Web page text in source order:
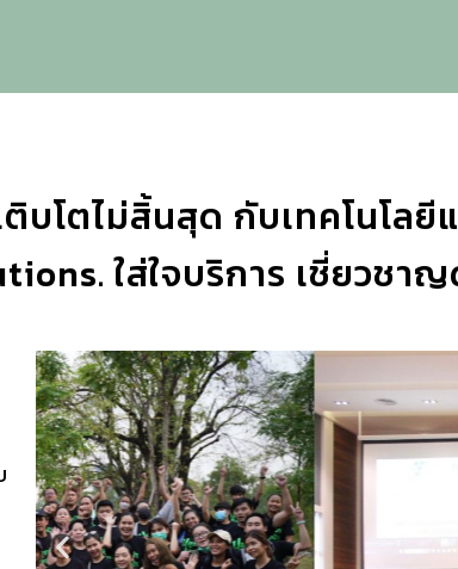
บโตไม่สิ้นสุด กับเทคโนโล
ใส่ใจบริการ เชี่ยวชา